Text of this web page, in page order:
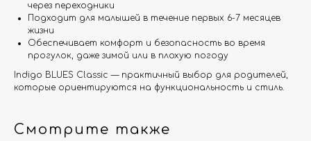
через переходники
Подходит для малышей в течение первых 6-7 месяцев
жизни
Обеспечивает комфорт и безопасность во время
прогулок, даже зимой или в плохую погоду
Indigo BLUES Classic — практичный выбор для родителей,
которые ориентируются на функциональность и стиль.
Смотрите также